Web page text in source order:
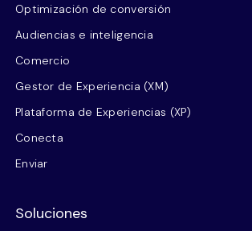
Optimización de conversión
Audiencias e inteligencia
Comercio
Gestor de Experiencia (XM)
Plataforma de Experiencias (XP)
Conecta
Enviar
Soluciones